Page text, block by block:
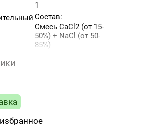
1
Состав:
Смесь СaCl2 (от 15-
50%) + NaCl (от 50-
85%)
Цвет: